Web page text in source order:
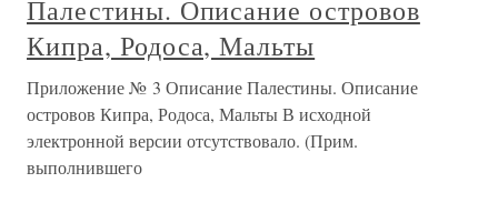
Палестины. Описание островов
Кипра, Родоса, Мальты
Приложение № 3 Описание Палестины. Описание
островов Кипра, Родоса, Мальты В исходной
электронной версии отсутствовало. (Прим.
выполнившего